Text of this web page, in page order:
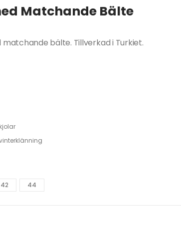
Matchande Bälte
bälte. Tillverkad i Turkiet.
42 44